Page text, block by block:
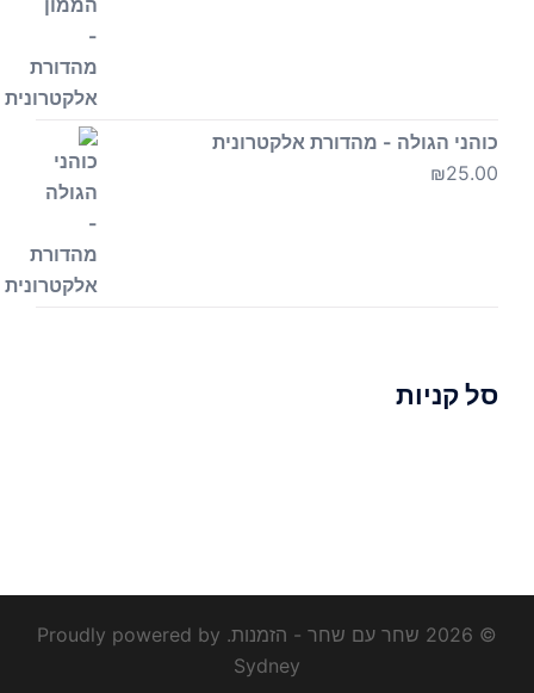
כוהני הגולה - מהדורת אלקטרונית
₪25.00
סל קניות
© 2026 שחר עם שחר - הזמנות. Proudly powered by
Sydney